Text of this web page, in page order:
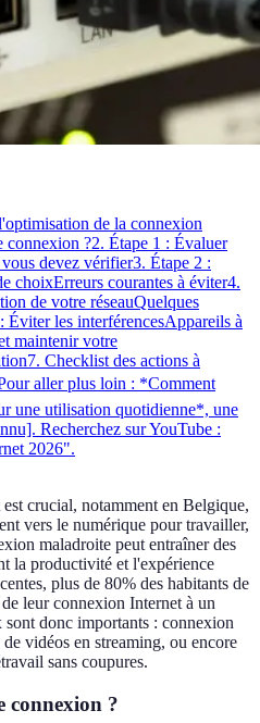
de la connexion
connexion ?2. Étape 1 : Évaluer
devez vérifier3. Étape 2 :
choixErreurs courantes à éviter4.
de votre réseauQuelques
Éviter les interférencesAppareils à
maintenir votre
7. Checklist des actions à
aller plus loin : *Comment
une utilisation quotidienne*, une
Recherchez sur YouTube :
2026".
crucial, notamment en Belgique,
vers le numérique pour travailler,
maladroite peut entraîner des
la productivité et l'expérience
plus de 80% des habitants de
leur connexion Internet à un
donc importants : connexion
vidéos en streaming, ou encore
sans coupures.
connexion ?